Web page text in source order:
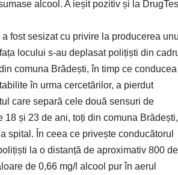
alcool. A ieșit pozitiv și la
fost sesizat cu privire la producerea
locului s-au deplasat polițiști din
comuna Brădești, în timp ce conducea
în urma cercetărilor, a pierdut
care separă cele două sensuri de
și 23 de ani, toți din comuna Brădești,
spital. În ceea ce privește conducătorul
la o distanță de aproximativ 800 de
de 0,66 mg/l alcool pur în aerul